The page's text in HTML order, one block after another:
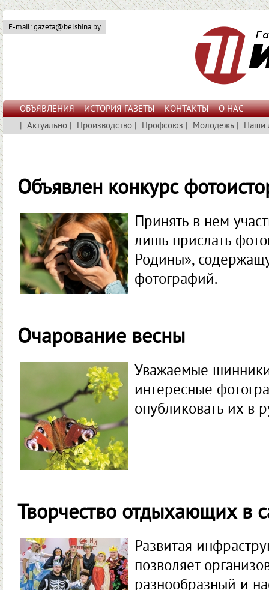
E-mail: gazeta@belshina.by
ОБЪЯВЛЕНИЯ ИСТОРИЯ ГАЗЕТЫ КОНТАКТЫ
О НАС
| Актуально | Производство | Профсоюз | Молодежь | Наши
Объявлен конкурс
Принять в нем
лишь прислать
Родины»,
фотографий.
Очарование весны
Уважаемые
интересные
опубликовать их в
Творчество отдыхающих в
Развитая
позволяет
разнообразный и